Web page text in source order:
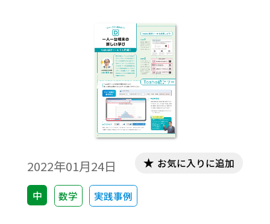
を可能とするものであるが、実際、現場で
はあまり活用されていないようである。そ
こで、本研究では、このような状況を踏ま
え、昨年度から取り組んでいる「主体的な
学び」を実現させる算数・数学の授業づく
りに、教科書のデジタルコンテンツをどの
ように活用したら効果があるか、授業実践
を基に探るとともに、より効果的なデジタ
ルコンテンツについての実践を試みた。(東
研研究報告 No.343)
2022年01月24日
中 数学 実践事例
お気に入りに追加